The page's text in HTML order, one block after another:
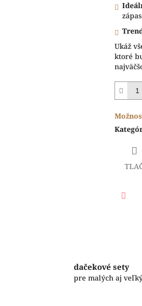
Ukáž
ktoré
dačekové sety
pre malých aj